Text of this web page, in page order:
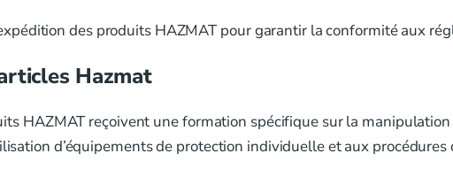
des produits HAZMAT pour garantir la conformité aux
Hazmat
HAZMAT reçoivent une formation spécifique sur la
d’équipements de protection individuelle et aux